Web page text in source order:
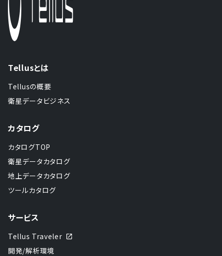
Tellusとは
Tellusの概要
衛星データビジネス
カタログ
カタログTOP
衛星データカタログ
地上データカタログ
ツールカタログ
サービス
Tellus Traveler
開発/解析環境